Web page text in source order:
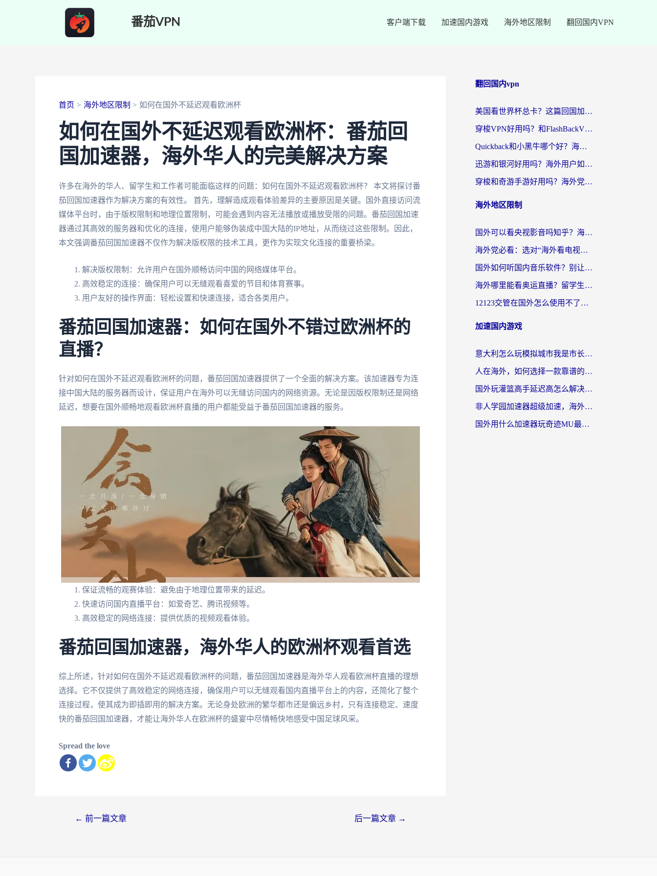
番茄VPN 客户端下载 加速国内游戏 海外地区限制 翻回国内VPN
首页 海外地区限制 如何在国外不延迟观看欧洲杯
如何在国外不延迟观看欧洲杯：番茄回
国加速器，海外华人的完美解决方案
许多在海外的华人、留学生和工作者可能面临这样的问题：如何在国外不延迟观看欧洲杯？ 本文将探讨番
茄回国加速器作为解决方案的有效性。 首先，理解造成观看体验差异的主要原因是关键。国外直接访问流
媒体平台时，由于版权限制和地理位置限制，可能会遇到内容无法播放或播放受限的问题。番茄回国加速
器通过其高效的服务器和优化的连接，使用户能够伪装成中国大陆的IP地址，从而绕过这些限制。因此，
本文强调番茄回国加速器不仅作为解决版权限的技术工具，更作为实现文化连接的重要桥梁。
解决版权限制：允许用户在国外顺畅访问中国的网络媒体平台。
高效稳定的连接：确保用户可以无缝观看喜爱的节目和体育赛事。
用户友好的操作界面：轻松设置和快速连接，适合各类用户。
番茄回国加速器：如何在国外不错过欧洲杯的
直播？
针对如何在国外不延迟观看欧洲杯的问题，番茄回国加速器提供了一个全面的解决方案。该加速器专为连
接中国大陆的服务器而设计，保证用户在海外可以无缝访问国内的网络资源。无论是因版权限制还是网络
延迟，想要在国外顺畅地观看欧洲杯直播的用户都能受益于番茄回国加速器的服务。
保证流畅的观赛体验：避免由于地理位置带来的延迟。
快速访问国内直播平台：如爱奇艺、腾讯视频等。
高效稳定的网络连接：提供优质的视频观看体验。
番茄回国加速器，海外华人的欧洲杯观看首选
综上所述，针对如何在国外不延迟观看欧洲杯的问题，番茄回国加速器是海外华人观看欧洲杯直播的理想
选择。它不仅提供了高效稳定的网络连接，确保用户可以无缝观看国内直播平台上的内容，还简化了整个
连接过程，使其成为即插即用的解决方案。无论身处欧洲的繁华都市还是偏远乡村，只有连接稳定、速度
快的番茄回国加速器，才能让海外华人在欧洲杯的盛宴中尽情畅快地感受中国足球风采。
Spread the love
← 前一篇文章 后一篇文章 →
翻回国内vpn
美国看世界杯总卡？这篇回国加速器指南帮你无缝刷国内资源（附苹果手机VPN设置步骤）
穿梭VPN好用吗？和FlashBackVPN对比哪个回国效果更好？
Quickback和小黑牛哪个好？海外党亲测指南，选对回国加速器秒回国内
迅游和银河好用吗？海外用户如何选择回国加速器实现无缝访问国内资源
穿梭和奇游手游好用吗？海外党亲测3款回国加速器，附蜜蜂加速器七天试用攻略
海外地区限制
国外可以看央视影音吗知乎？海外党亲测有效的回国加速方案
海外党必看：选对“海外看电视剧软件”，再也不用愁国内剧刷不了
国外如何听国内音乐软件？别让地域限制，断了你的中文歌单
海外哪里能看奥运直播？留学生&海外华人必看的体育赛事观赛终极指南
12123交管在国外怎么使用不了？海外华人必看的无缝访问国内资源指南
加速国内游戏
意大利怎么玩模拟城市我是市长？海外党国服游戏加速终极攻略（附三国3量子特攻解决办法）
人在海外，如何选择一款靠谱的玩剑灵2加速器？
国外玩灌篮高手延迟高怎么解决？海外玩家国服游戏加速终极指南
非人学园加速器超级加速，海外玩家重返国服的通行证
国外用什么加速器玩奇迹MU最好？2026海外玩家国服游戏加速全攻略